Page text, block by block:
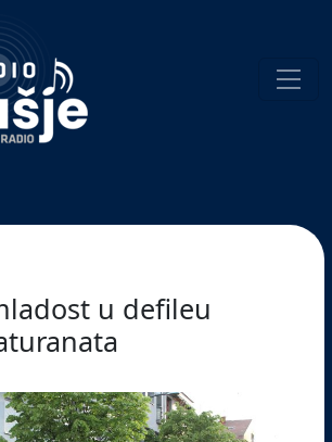
u defileu